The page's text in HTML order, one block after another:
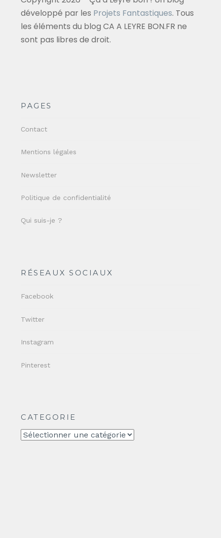
développé par les Projets Fantastiques. Tous
les éléments du blog CA A LEYRE BON.FR ne
sont pas libres de droit.
PAGES
Contact
Mentions légales
Newsletter
Politique de confidentialité
Qui suis-je ?
RÉSEAUX SOCIAUX
Facebook
Twitter
Instagram
Pinterest
CATEGORIE
CATEGORIE